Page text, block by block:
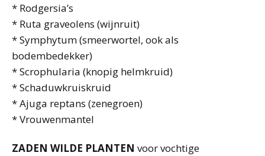
* Rodgersia’s
* Ruta graveolens (wijnruit)
* Symphytum (smeerwortel, ook als
bodembedekker)
* Scrophularia (knopig helmkruid)
* Schaduwkruiskruid
* Ajuga reptans (zenegroen)
* Vrouwenmantel
ZADEN WILDE PLANTEN voor vochtige